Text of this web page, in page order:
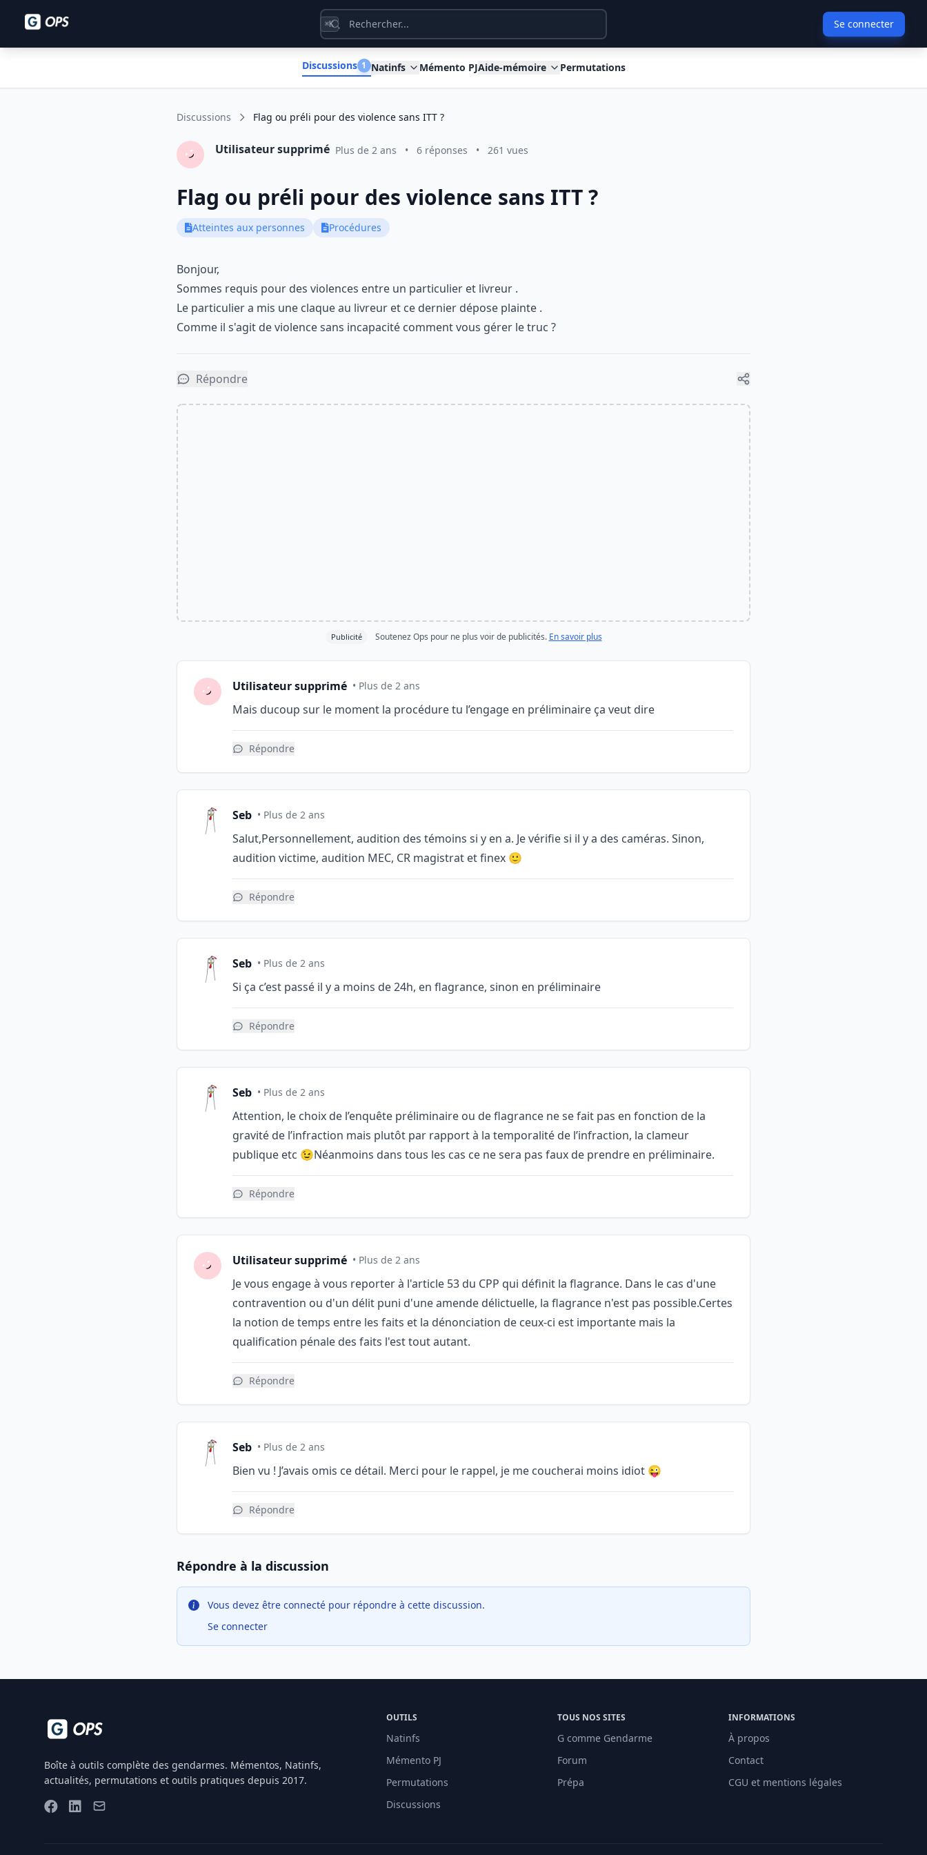
⌘K Se connecter
Discussions 1 Natinfs Mémento PJAide-mémoire Permutations
Discussions Flag ou préli pour des violence sans ITT ?
Utilisateur supprimé Plus de 2 ans • 6 réponses • 261 vues
Flag ou préli pour des violence sans ITT ?
Atteintes aux personnes Procédures
Bonjour,
Sommes requis pour des violences entre un particulier et livreur .
Le particulier a mis une claque au livreur et ce dernier dépose plainte .
Comme il s'agit de violence sans incapacité comment vous gérer le truc ?
Répondre
Publicité Soutenez Ops pour ne plus voir de publicités. En savoir plus
Utilisateur supprimé • Plus de 2 ans
Mais ducoup sur le moment la procédure tu l’engage en préliminaire ça veut dire
Répondre
Seb • Plus de 2 ans
Salut,Personnellement, audition des témoins si y en a. Je vérifie si il y a des caméras. Sinon,
audition victime, audition MEC, CR magistrat et finex 🙂
Répondre
Seb • Plus de 2 ans
Si ça c’est passé il y a moins de 24h, en flagrance, sinon en préliminaire
Répondre
Seb • Plus de 2 ans
Attention, le choix de l’enquête préliminaire ou de flagrance ne se fait pas en fonction de la
gravité de l’infraction mais plutôt par rapport à la temporalité de l’infraction, la clameur
publique etc 😉Néanmoins dans tous les cas ce ne sera pas faux de prendre en préliminaire.
Répondre
Utilisateur supprimé • Plus de 2 ans
Je vous engage à vous reporter à l'article 53 du CPP qui définit la flagrance. Dans le cas d'une
contravention ou d'un délit puni d'une amende délictuelle, la flagrance n'est pas possible.Certes
la notion de temps entre les faits et la dénonciation de ceux-ci est importante mais la
qualification pénale des faits l'est tout autant.
Répondre
Seb • Plus de 2 ans
Bien vu ! J’avais omis ce détail. Merci pour le rappel, je me coucherai moins idiot 😜
Répondre
Répondre à la discussion
Vous devez être connecté pour répondre à cette discussion.
Se connecter
Boîte à outils complète des gendarmes. Mémentos, Natinfs,
actualités, permutations et outils pratiques depuis 2017.
OUTILS
Natinfs
Mémento PJ
Permutations
Discussions
TOUS NOS SITES
G comme Gendarme
Forum
Prépa
INFORMATIONS
À propos
Contact
CGU et mentions légales